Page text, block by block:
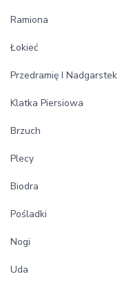
Ramiona
Łokieć
Przedramię I Nadgarstek
Klatka Piersiowa
Brzuch
Plecy
Biodra
Pośladki
Nogi
Uda